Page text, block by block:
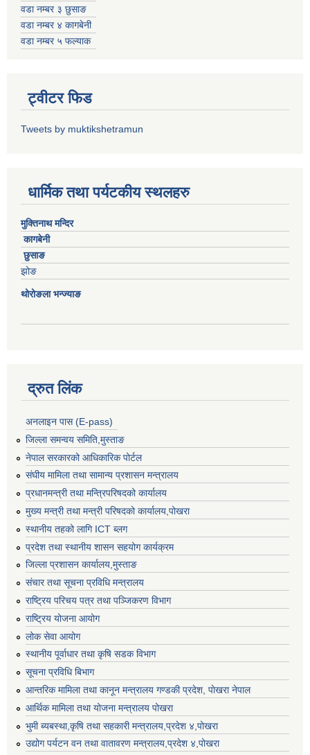
वडा नम्बर ३ छुसाङ
वडा नम्बर ४ कागबेनी
वडा नम्बर ५ फल्याक
ट्वीटर फिड
Tweets by muktikshetramun
धार्मिक तथा पर्यटकीय स्थलहरु
मुक्तिनाथ मन्दिर
कागबेनी
छुसाङ
झोङ
थोरोङला भन्ज्याङ
द्रुत लिंक
अनलाइन पास (E-pass)
जिल्ला समन्वय समिति,मुस्ताङ
नेपाल सरकारको आधिकारिक पोर्टल
संघीय मामिला तथा सामान्य प्रशासन मन्त्रालय
प्रधानमन्त्री तथा मन्त्रिपरिषदको कार्यालय
मुख्य मन्त्री तथा मन्त्री परिषदको कार्यालय,पोखरा
स्थानीय तहको लागि ICT ब्लग
प्रदेश तथा स्थानीय शासन सहयोग कार्यक्रम
जिल्ला प्रशासन कार्यालय,मुस्ताङ
संचार तथा सूचना प्रविधि मन्त्रालय
राष्ट्रिय परिचय पत्र तथा पञ्जिकरण विभाग
राष्ट्रिय योजना आयोग
लोक सेवा आयोग
स्थानीय पूर्वाधार तथा कृषि सडक विभाग
सूचना प्रविधि बिभाग
आन्तरिक मामिला तथा कानून मन्त्रालय गण्डकी प्रदेश, पाेखरा नेपाल
आर्थिक मामिला तथा योजना मन्त्रालय पोखरा
भुमी ब्यबस्था,कृषि तथा सहकारी मन्त्रालय,प्रदेश ४,पोखरा
उद्योग पर्यटन वन तथा वातावरण मन्त्रालय,प्रदेश ४,पोखरा